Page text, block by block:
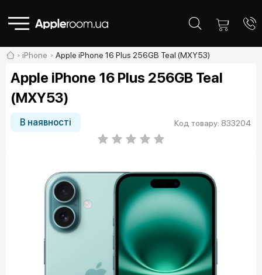
iPhone Apple iPhone 16 Plus 256GB Teal (MXY53)
Apple iPhone 16 Plus 256GB Teal
(MXY53)
В наявності Код товару: 833204